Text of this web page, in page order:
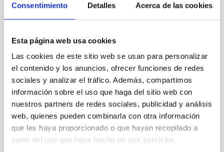
Consentimiento Detalles Acerca de las cookies
Esta página web usa cookies
Las cookies de este sitio web se usan para personalizar
el contenido y los anuncios, ofrecer funciones de redes
sociales y analizar el tráfico. Además, compartimos
información sobre el uso que haga del sitio web con
nuestros partners de redes sociales, publicidad y análisis
web, quienes pueden combinarla con otra información
que les haya proporcionado o que hayan recopilado a
partir del uso que haya hecho de sus servicios.
para el trío de eclipses solares con una
España está a punto de vivir un fenómeno
astronómico extraordinario y sin precedentes en
y uno anular, en 2028, que serán visibles desde
nuestro territorio. Con el objetivo de que tanto el
profesorado como la ciudadanía en general puedan
aprovechar al máximo la oportunidad educativa
única que suponen estos eventos y hacer un
seguimiento seguro de los mismos, se pone en
marcha la formación abierta y gratuita "El Sol y el trío